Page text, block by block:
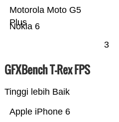
Nokia 6
Motorola Moto G5
Plus
3
GFXBench T-Rex FPS
Tinggi lebih Baik
Apple iPhone 6